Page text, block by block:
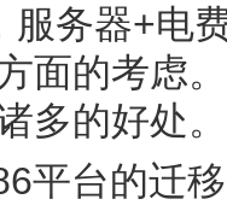
服务器+电
面的考虑
多的好处。
平台的迁